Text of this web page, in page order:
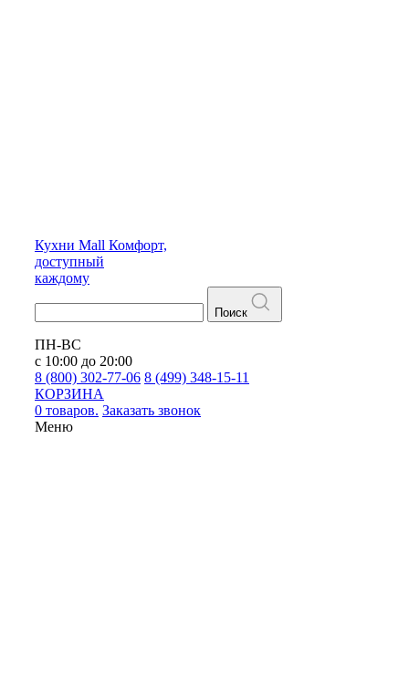
Кухни Mall Комфорт,
доступный
каждому
Поиск
ПН-ВС
с 10:00 до 20:00
8 (800) 302-77-06 8 (499) 348-15-11
КОРЗИНА
0 товаров. Заказать звонок
Меню